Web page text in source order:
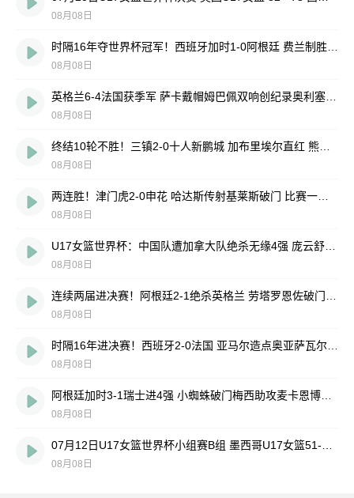
08月08日
08月08日
08月08日
08月08日
08月08日
08月08日
08月08日
08月08日
08月08日
08月08日